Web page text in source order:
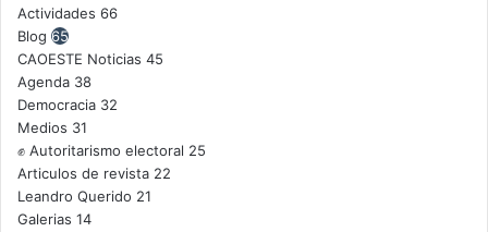
Actividades 66
Blog 65
CAOESTE Noticias 45
Agenda 38
Democracia 32
Medios 31
✊ Autoritarismo electoral 25
Articulos de revista 22
Leandro Querido 21
Galerias 14